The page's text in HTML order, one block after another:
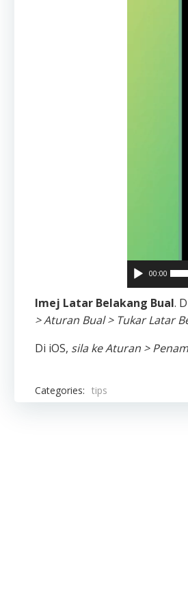
00:00
Imej Latar Belakang Bual.
> Aturan Bual > Tukar Latar
Di iOS, sila ke Aturan >
Categories: tips